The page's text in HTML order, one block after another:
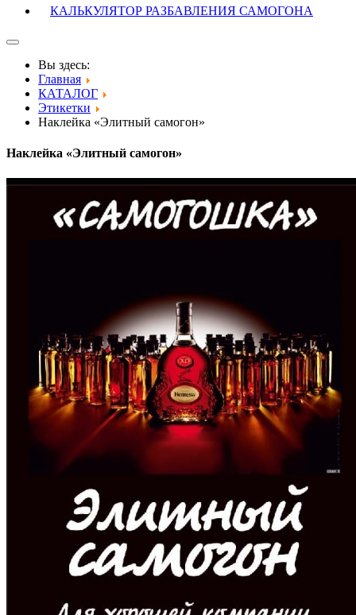
КАЛЬКУЛЯТОР РАЗБАВЛЕНИЯ САМОГОНА
Вы здесь:
Главная
КАТАЛОГ
Этикетки
Наклейка «Элитный самогон»
Наклейка «Элитный самогон»